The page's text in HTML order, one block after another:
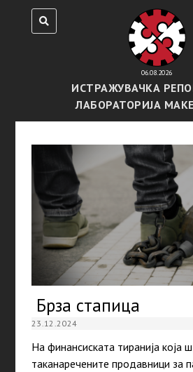
06.08.2026
ИСТРАЖУВАЧКА
ЛАБОРАТОРИЈА
Брза стапица
23.12.2024
На финансиската тиранија која
таканаречените продавници за